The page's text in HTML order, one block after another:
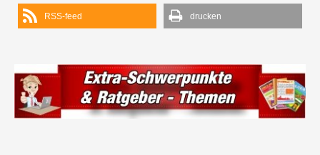
RSS-feed drucken